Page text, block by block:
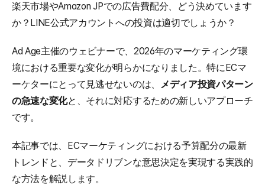
楽天市場やAmazon JPでの広告費配分、どう決めています
か？LINE公式アカウントへの投資は適切でしょうか？
Ad Age主催のウェビナーで、2026年のマーケティング環
境における重要な変化が明らかになりました。特にECマ
ーケターにとって見逃せないのは、 メディア投資パターン
の急速な変化と、それに対応するための新しいアプローチ
です。
本記事では、ECマーケティングにおける予算配分の最新
トレンドと、データドリブンな意思決定を実現する実践的
な方法を解説します。